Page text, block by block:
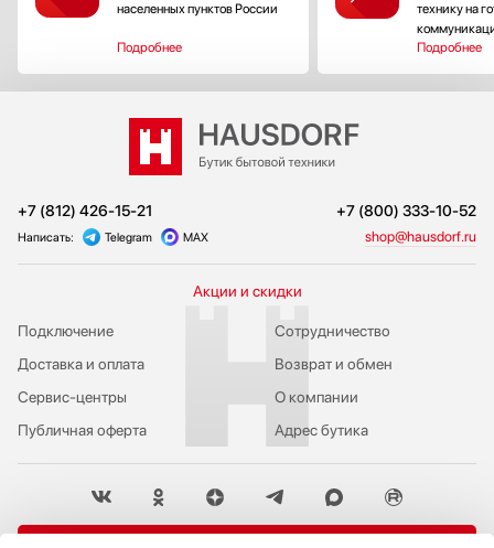
населенных пунктов России
Подробнее
технику на
Подробнее
+7 (812) 426-15-21 +7 (800) 333-10-52
Написать: Telegram MAX shop@hausdorf.ru
Акции и скидки
Подключение
Публичная оферта
Сервис-центры
Доставка и оплата
Сотрудничество
Возврат и обмен
О компании
Адрес бутика